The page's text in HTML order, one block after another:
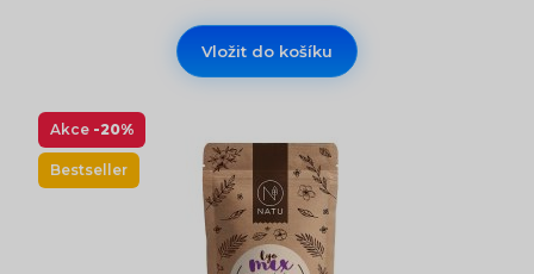
Vložit do košíku
Akce -20%
Bestseller